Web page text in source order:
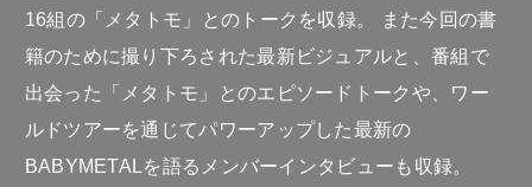
16組の「メタトモ」とのトークを収録。 また今回の書
籍のために撮り下ろされた最新ビジュアルと、番組で
出会った「メタトモ」とのエピソードトークや、ワー
ルドツアーを通じてパワーアップした最新の
BABYMETALを語るメンバーインタビューも収録。